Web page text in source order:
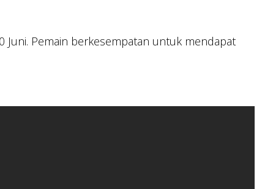
Juni. Pemain berkesempatan untuk mendapat